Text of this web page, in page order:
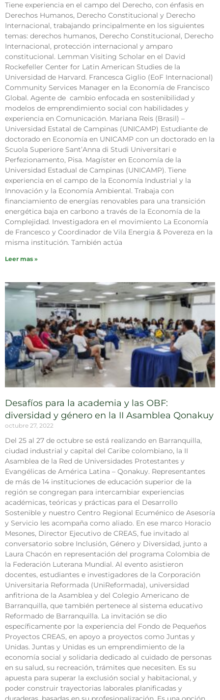
Tiene experiencia en el campo del Derecho, con énfasis en
Derechos Humanos, Derecho Constitucional y Derecho
Internacional, trabajando principalmente en los siguientes
temas: derechos humanos, Derecho Constitucional, Derecho
Internacional, protección internacional y amparo
constitucional. Lemman Visiting Scholar en el David
Rockefeller Center for Latin American Studies de la
Universidad de Harvard. Francesca Giglio (EoF Internacional)
Community Services Manager en la Economía de Francisco
Global. Agente de cambio enfocada en sostenibilidad y
modelos de emprendimiento social con habilidades y
experiencia en Comunicación. Mariana Reis (Brasil) –
Universidad Estatal de Campinas (UNICAMP) Estudiante de
doctorado en Economía en UNICAMP con un doctorado en la
Scuola Superiore Sant’Anna di Studi Universitari e
Perfezionamento, Pisa. Magíster en Economía de la
Universidad Estadual de Campinas (UNICAMP). Tiene
experiencia en el campo de la Economía Industrial y la
Innovación y la Economía Ambiental. Trabaja con
financiamiento de energías renovables para una transición
energética baja en carbono a través de la Economía de la
Complejidad. Investigadora en el movimiento La Economía
de Francesco y Coordinador de Vila Energia & Povereza en la
misma institución. También actúa
Leer mas »
Desafíos para la academia y las OBF:
diversidad y género en la II Asamblea Qonakuy
octubre 27, 2022
Del 25 al 27 de octubre se está realizando en Barranquilla,
ciudad industrial y capital del Caribe colombiano, la II
Asamblea de la Red de Universidades Protestantes y
Evangélicas de América Latina – Qonakuy. Representantes
de más de 14 instituciones de educación superior de la
región se congregan para intercambiar experiencias
académicas, teóricas y prácticas para el Desarrollo
Sostenible y nuestro Centro Regional Ecuménico de Asesoría
y Servicio les acompaña como aliado. En ese marco Horacio
Mesones, Director Ejecutivo de CREAS, fue invitado al
conversatorio sobre Inclusión, Género y Diversidad, junto a
Laura Chacón en representación del programa Colombia de
la Federación Luterana Mundial. Al evento asistieron
docentes, estudiantes e investigadores de la Corporación
Universitaria Reformada (UniReformada), universidad
anfitriona de la Asamblea y del Colegio Americano de
Barranquilla, que también pertenece al sistema educativo
Reformado de Barranquilla. La invitación se dio
específicamente por la experiencia del Fondo de Pequeños
Proyectos CREAS, en apoyo a proyectos como Juntas y
Unidas. Juntas y Unidas es un emprendimiento de la
economía social y solidaria dedicado al cuidado de personas
en su salud, su recreación, trámites que necesiten. Es su
apuesta para superar la exclusión social y habitacional, y
poder construir trayectorias laborales planificadas y